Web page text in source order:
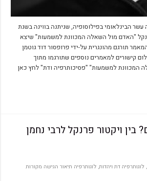
הבינלאומי בפילוסופיה, שניתנה בווינה בשנת
פרנקל "האדם מול השאלה המכוונת למשמעות" שיצא
בהונגרית ב 1996. המאמר תורגם מהונגרית על-ידי פרופסור דוד גוטמן
קישורים למאמרים נוספים שתורגמו מתוך
המכוונת למשמעות" "פסיכותרפיה ודת" לחץ כאן
בין ויקטור פרנקל לרבי נחמן
, לוגותרפיה דת ויהדות, לוגותרפיה תיאור הגישה מקורות